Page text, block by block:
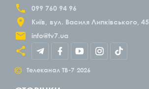
099 760 94 96
Київ
вул. Василя Липківського, 45
info@tv7.ua
© Телеканал ТВ-7 2026